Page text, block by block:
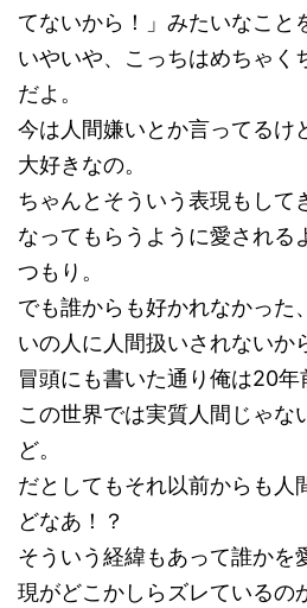
てないから！」みたいなこと
いやいや、こっちはめちゃく
だよ。
今は人間嫌いとか言ってるけ
大好きなの。
ちゃんとそういう表現もして
なってもらうように愛される
つもり。
でも誰からも好かれなかった
いの人に人間扱いされないか
冒頭にも書いた通り俺は20
この世界では実質人間じゃな
ど。
だとしてもそれ以前からも人
どなあ！？
そういう経緯もあって誰かを
現がどこかしらズレているの